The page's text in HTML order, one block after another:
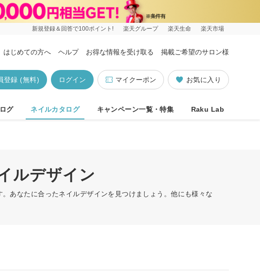
新規登録＆回答で100ポイント! 楽天グループ 楽天生命 楽天市場
はじめての方へ ヘルプ お得な情報を受け取る 掲載ご希望のサロン様
お気に入り
マイクーポン
ログイン
登録 (無料)
グ ネイルカタログ キャンペーン一覧・特集 Raku Lab
ルデザイン
あなたに合ったネイルデザインを見つけましょう。他にも様々な